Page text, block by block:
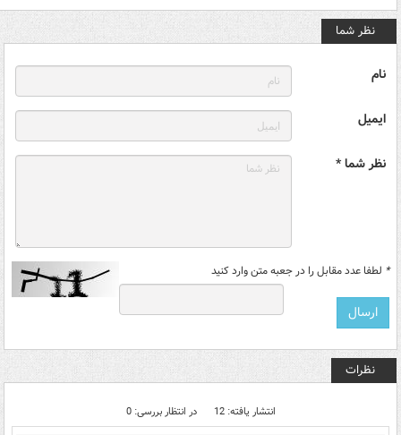
نظر شما
نام
ایمیل
نظر شما *
* لطفا عدد مقابل را در جعبه متن وارد کنید
نظرات
انتشار یافته: 12 در انتظار بررسی: 0